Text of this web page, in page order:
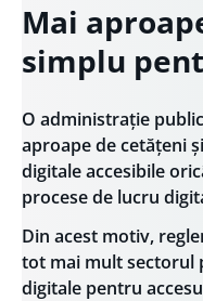
Mai
simplu
O administrație
aproape de cetățeni
digitale accesibile
procese de lucru
Din acest motiv,
tot mai mult sectorul
digitale pentru